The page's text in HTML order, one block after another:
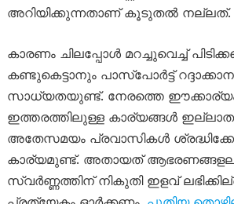
അറിയിക്കുന്നതാണ് കൂടുതൽ നല്ലത്.
കാരണം ചിലപ്പോൾ മറച്ചുവെച്ച്
കണ്ടുകെട്ടാനും പാസ്‌പോർട്ട്
സാധ്യതയുണ്ട്. നേരത്തെ
ഇത്തരത്തിലുള്ള കാര്യങ്ങൾ
അതേസമയം പ്രവാസികൾ
കാര്യമുണ്ട്. അതായത്
സ്വർണ്ണത്തിന് നികുതി ഇളവ്